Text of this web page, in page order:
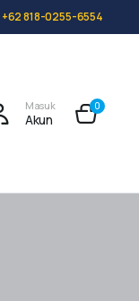
+62 818-0255-6554
Masuk
Akun
0